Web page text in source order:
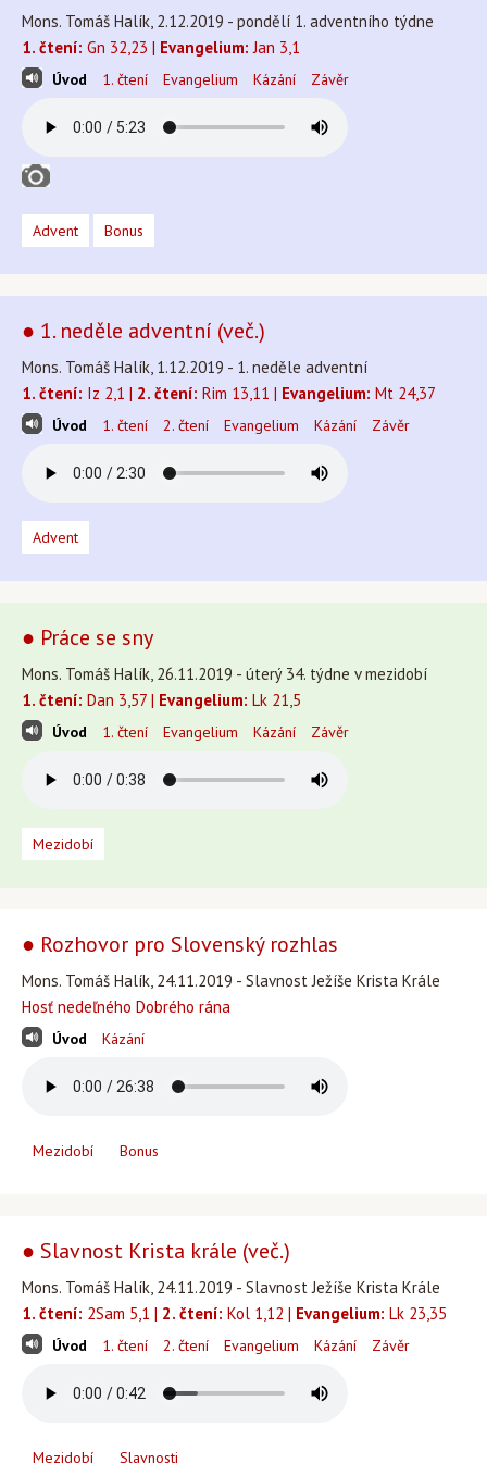
Mons. Tomáš Halík, 2.12.2019 - pondělí 1. adventního týdne
1. čtení: Gn 32,23 | Evangelium: Jan 3,1
Úvod 1. čtení Evangelium Kázání Závěr
Advent Bonus
● 1. neděle adventní (več.)
Mons. Tomáš Halík, 1.12.2019 - 1. neděle adventní
1. čtení: Iz 2,1 | 2. čtení: Rim 13,11 | Evangelium: Mt 24,37
Úvod 1. čtení 2. čtení Evangelium Kázání Závěr
Advent
● Práce se sny
Mons. Tomáš Halík, 26.11.2019 - úterý 34. týdne v mezidobí
1. čtení: Dan 3,57 | Evangelium: Lk 21,5
Úvod 1. čtení Evangelium Kázání Závěr
Mezidobí
● Rozhovor pro Slovenský rozhlas
Mons. Tomáš Halík, 24.11.2019 - Slavnost Ježíše Krista Krále
Hosť nedeľného Dobrého rána
Úvod Kázání
Mezidobí Bonus
● Slavnost Krista krále (več.)
Mons. Tomáš Halík, 24.11.2019 - Slavnost Ježíše Krista Krále
1. čtení: 2Sam 5,1 | 2. čtení: Kol 1,12 | Evangelium: Lk 23,35
Úvod 1. čtení 2. čtení Evangelium Kázání Závěr
Mezidobí Slavnosti